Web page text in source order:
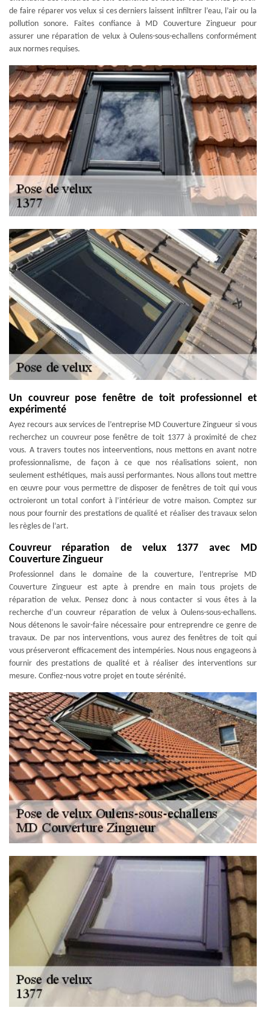
de faire réparer vos velux si ces derniers laissent infiltrer l’eau, l’air ou la
pollution sonore. Faites confiance à MD Couverture Zingueur pour
assurer une réparation de velux à Oulens-sous-echallens conformément
aux normes requises.
Un couvreur pose fenêtre de toit professionnel et
expérimenté
Ayez recours aux services de l’entreprise MD Couverture Zingueur si vous
recherchez un couvreur pose fenêtre de toit 1377 à proximité de chez
vous. A travers toutes nos inteerventions, nous mettons en avant notre
professionnalisme, de façon à ce que nos réalisations soient, non
seulement esthétiques, mais aussi performantes. Nous allons tout mettre
en œuvre pour vous permettre de disposer de fenêtres de toit qui vous
octroieront un total confort à l’intérieur de votre maison. Comptez sur
nous pour fournir des prestations de qualité et réaliser des travaux selon
les règles de l’art.
Couvreur réparation de velux 1377 avec MD
Couverture Zingueur
Professionnel dans le domaine de la couverture, l’entreprise MD
Couverture Zingueur est apte à prendre en main tous projets de
réparation de velux. Pensez donc à nous contacter si vous êtes à la
recherche d’un couvreur réparation de velux à Oulens-sous-echallens.
Nous détenons le savoir-faire nécessaire pour entreprendre ce genre de
travaux. De par nos interventions, vous aurez des fenêtres de toit qui
vous préserveront efficacement des intempéries. Nous nous engageons à
fournir des prestations de qualité et à réaliser des interventions sur
mesure. Confiez-nous votre projet en toute sérénité.